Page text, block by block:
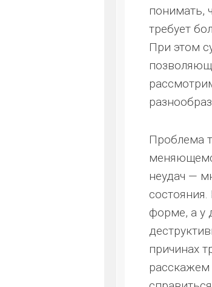
понимать,
требует
При этом
Проблема
неудач —
форме, а у
причинах
расскажем